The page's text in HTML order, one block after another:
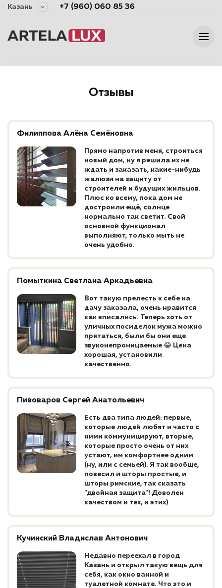
Казань +7 (960) 060 85 36
Отзывы
Филиппова Алёна Семёновна
Прямо напротив меня, строиться
новый дом, ну я решила их не
ждать и заказать, какие-нибудь
жалюзи на защиту от
строителей и будущих жильцов.
Плюс ко всему, пока дом не
достроили ещё, солнце
нормально так светит. Свой
основной функционал
выполняют, только мыть не
очень удобно.
Помыткина Светлана Аркадьевна
Вот такую прелесть к себе на
дачу заказала, очень нравится
как вписались. Теперь хоть от
уличных посиделок мужа можно
прятаться, были бы они еще
звуконепроницаемые 😂 Цена
хорошая, установили
качественно.
Пивоваров Сергей Анатольевич
Есть два типа людей: первые,
которые людей любят и часто с
ними коммуницируют, вторые,
которые просто очень от них
устают, им комфортнее одним
(ну, или с семьей). Я так вообще,
повесил и шторы простые, и
шторы римские, так сказать
"двойная защита"! Доволен
качеством и тех, и этих)
Кучинский Владислав Антонович
Недавно переехал в город
Казань и открыл такую вещь для
себя, как окно ванной и
туалетной комнате. Что это и